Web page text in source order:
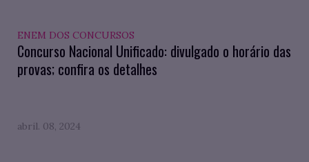
ENEM DOS CONCURSOS
Concurso Nacional Unificado: divulgado o horário das
provas; confira os detalhes
abril. 08, 2024